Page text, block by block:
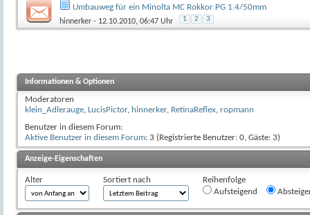
Umbauweg für ein Minolta MC Rokkor PG 1.4/50mm
hinnerker - 12.10.2010, 06:47 Uhr 1 2 3
Informationen & Optionen
Moderatoren
klein_Adlerauge, LucisPictor, hinnerker, RetinaReflex, ropmann
Benutzer in diesem Forum:
Aktive Benutzer in diesem Forum: 3 (Registrierte Benutzer: 0, Gäste: 3)
Anzeige-Eigenschaften
Alter Sortiert nach
Reihenfolge
Aufsteigend